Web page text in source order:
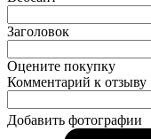
Заголовок
Оцените покупку
Комментарий к отзыву
Добавить фотографии